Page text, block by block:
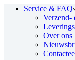
Service & FAQ
Verzend-
Over ons